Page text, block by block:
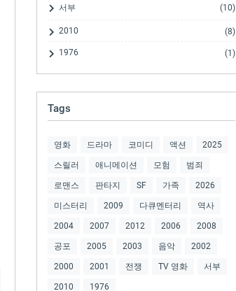
서부 (10)
2010 (8)
1976 (1)
Tags
영화 드라마 코미디 액션 2025
스릴러 애니메이션 모험 범죄
로맨스 판타지 SF 가족 2026
미스터리 2009 다큐멘터리 역사
2004 2007 2012 2006 2008
공포 2005 2003 음악 2002
2000 2001 전쟁 TV 영화 서부
2010 1976